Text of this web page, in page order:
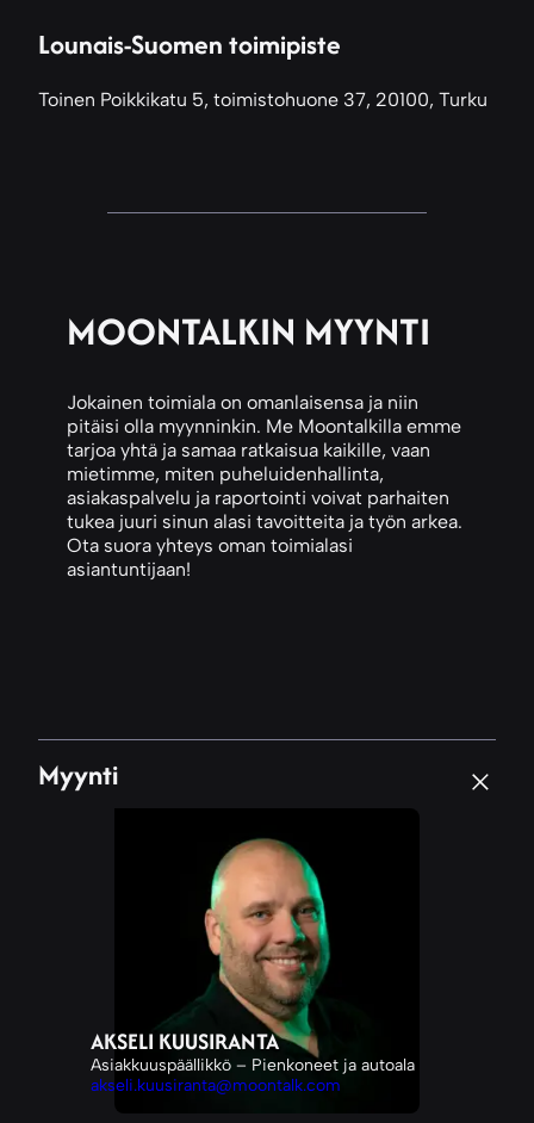
Lounais-Suomen toimipiste
Toinen Poikkikatu 5, toimistohuone 37, 20100, Turku
MOONTALKIN MYYNTI
Jokainen toimiala on omanlaisensa ja niin
pitäisi olla myynninkin. Me Moontalkilla emme
tarjoa yhtä ja samaa ratkaisua kaikille, vaan
mietimme, miten puheluidenhallinta,
asiakaspalvelu ja raportointi voivat parhaiten
tukea juuri sinun alasi tavoitteita ja työn arkea.
Ota suora yhteys oman toimialasi
asiantuntijaan!
Myynti
AKSELI KUUSIRANTA
Asiakkuuspäällikkö – Pienkoneet ja autoala
akseli.kuusiranta@moontalk.com